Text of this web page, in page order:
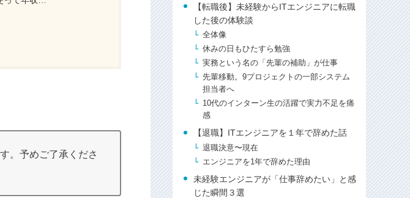
。予めご了承くださ
【転職後】未経験からITエンジニアに転職
した後の体験談
全体像
休みの日もひたすら勉強
実務という名の「先輩の補助」が仕事
先輩移動。9プロジェクトの一部システム
担当者へ
10代のインターン生の活躍で実力不足を痛
感
【退職】ITエンジニアを１年で辞めた話
退職決意〜現在
エンジニアを1年で辞めた理由
未経験エンジニアが「仕事辞めたい」と感
じた瞬間３選